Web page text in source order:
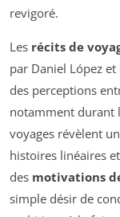
revigoré.
Les récits de
par Daniel López
des perceptions
notamment durant
voyages révèlent
histoires linéaires
des motivations
simple désir de